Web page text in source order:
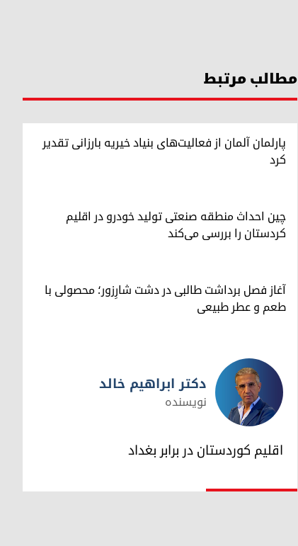
مطالب مرتبط
پارلمان آلمان از فعالیت‌های بنیاد خیریه بارزانی تقدیر
کرد
چین احداث منطقه صنعتی تولید خودرو در اقلیم
کردستان را بررسی می‌کند
آغاز فصل برداشت طالبی در دشت شارِزور؛ محصولی با
طعم و عطر طبیعی
دکتر ابراهیم خالد
دکتر ابراهیم خالد
نویسنده
اقلیم کوردستان در برابر بغداد